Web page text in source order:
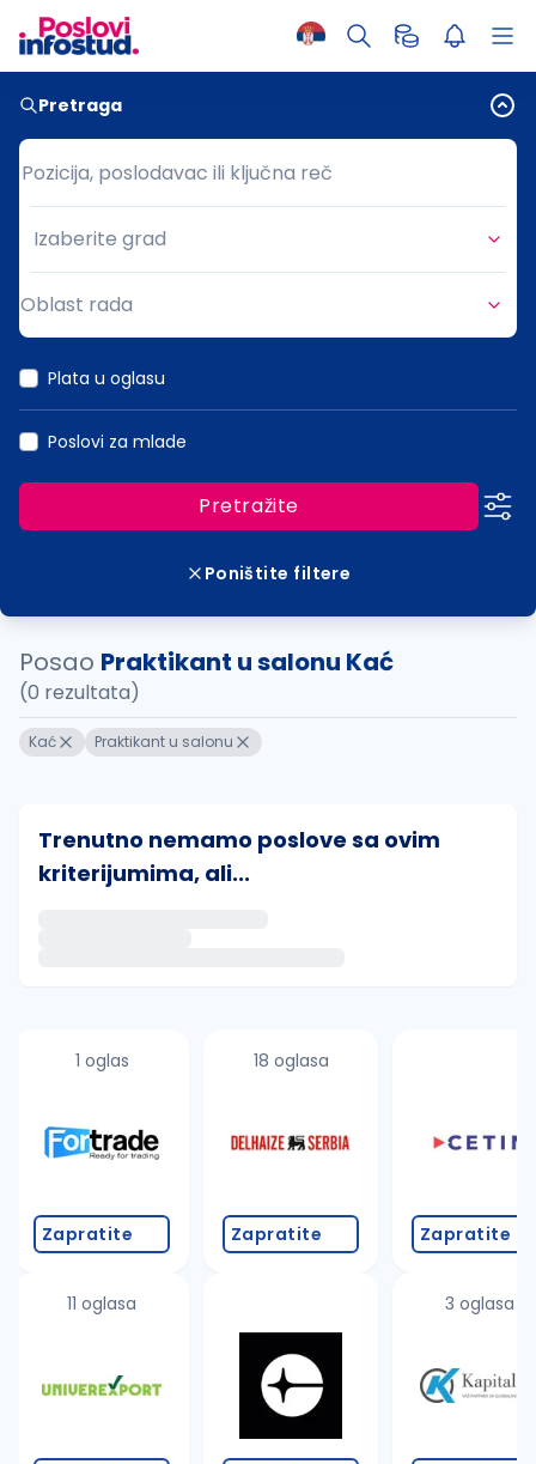
Pretraga
Pozicija, poslodavac ili ključna reč
Pozicija, poslodavac ili ključna reč
Grad
Izaberite grad
Oblast rada
Plata u oglasu
Poslovi za mlade
Pretražite
Poništite filtere
Posao Praktikant u salonu Kać
(0 rezultata)
Kać Praktikant u salonu
Trenutno nemamo poslove sa ovim
kriterijumima, ali...
proverite pravopisne greške (koristite č, ć, š, đ,
promenite odabrane filtere pretrage
1 oglas
Zapratite
11 oglasa
18 oglasa
Zapratite Zapratite
3 oglasa